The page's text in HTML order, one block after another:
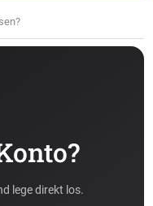
lege direkt los.